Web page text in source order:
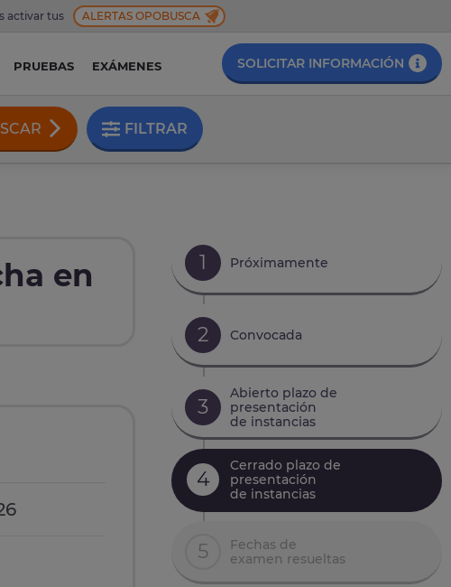
activar tus ALERTAS OPOBUSCA
PRUEBAS EXÁMENES SOLICITAR INFORMACIÓN
FILTRAR
en
1 Próximamente
2 Convocada
3
Abierto plazo de
presentación
de instancias
4
Cerrado plazo de
presentación
de instancias
5
Fechas de
examen resueltas